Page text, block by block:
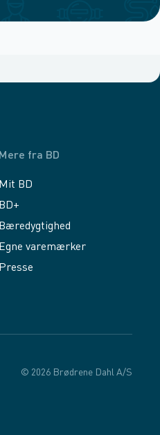
Mere fra BD
Mit BD
BD+
Bæredygtighed
Egne varemærker
Presse
© 2026 Brødrene Dahl A/S